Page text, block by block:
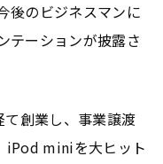
後のビジネスマンに
テーションが披露さ
て創業し、事業譲渡
iPod miniを大ヒット